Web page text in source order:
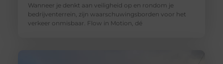
Wanneer je denkt aan veiligheid op en rondom je
bedrijventerrein, zijn waarschuwingsborden voor het
verkeer onmisbaar. Flow in Motion, dé